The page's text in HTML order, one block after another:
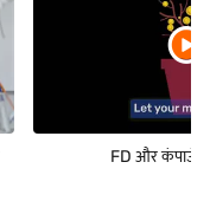
FD और